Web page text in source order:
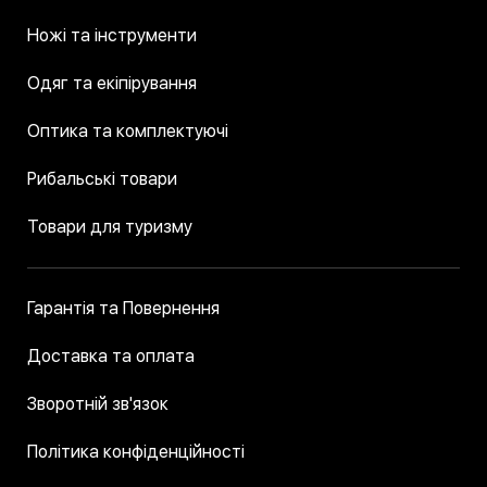
нашивки для створення впізнаваного стилю –
сприяє згуртованості команди та робить бренд
серед туристів та мандрівників, оскільки
маршрути.
Як обрати якісні нашивки на одяг
привабливий вигляд навіть після
на кілька важливих аспектів:
зарекомендували бавовняні та
Ножі та інструменти
Одяг та екіпірування
Оптика та комплектуючі
Рибальські товари
Товари для туризму
Гарантія та Повернення
Доставка та оплата
Зворотній зв'язок
Політика конфіденційності